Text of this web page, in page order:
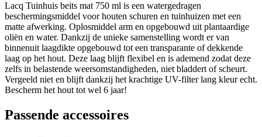
Lacq Tuinhuis beits mat 750 ml is een watergedragen
beschermingsmiddel voor houten schuren en tuinhuizen met een
matte afwerking. Oplosmiddel arm en opgebouwd uit plantaardige
oliën en water. Dankzij de unieke samenstelling wordt er van
binnenuit laagdikte opgebouwd tot een transparante of dekkende
laag op het hout. Deze laag blijft flexibel en is ademend zodat deze
zelfs in belastende weersomstandigheden, niet bladdert of scheurt.
Vergeeld niet en blijft dankzij het krachtige UV-filter lang kleur echt.
Bescherm het hout tot wel 6 jaar!
Passende accessoires